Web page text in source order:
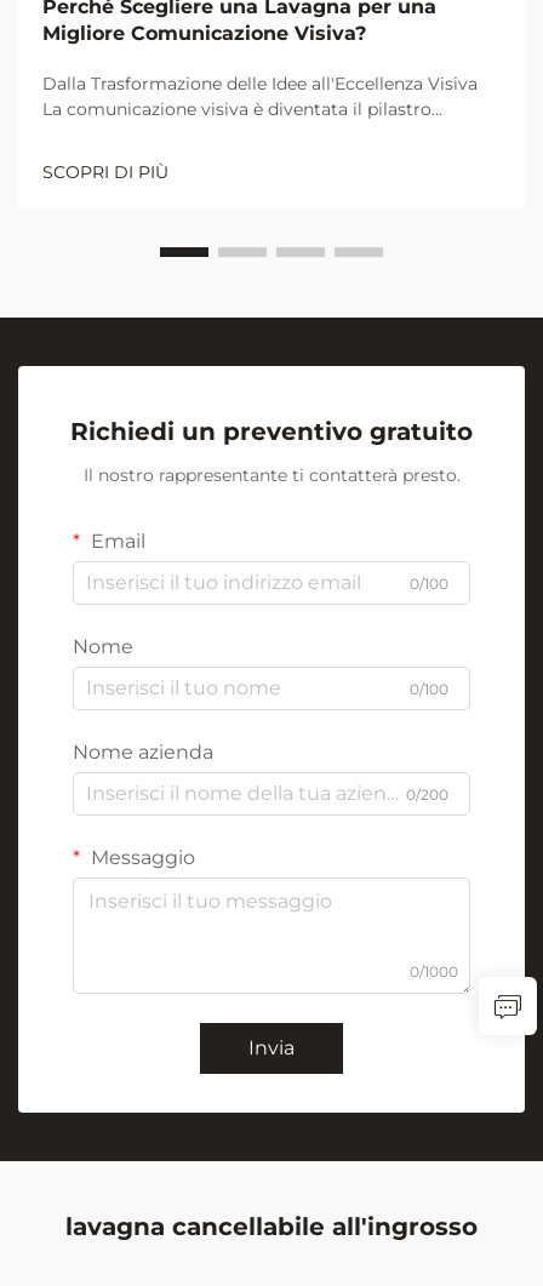
Perché Scegliere una Lavagna per una
Migliore Comunicazione Visiva?
Dalla Trasformazione delle Idee all'Eccellenza Visiva
La comunicazione visiva è diventata il pilastro
apprendimento efficaci negli ambienti lavorativi e
didattici moderni. Al centro di questa rivoluzione
SCOPRI DI PIÙ
Richiedi un preventivo gratuito
Il nostro rappresentante ti contatterà presto.
Email
0/100
Nome
0/100
Nome azienda
0/200
Messaggio
0/1000
Invia
lavagna cancellabile all'ingrosso